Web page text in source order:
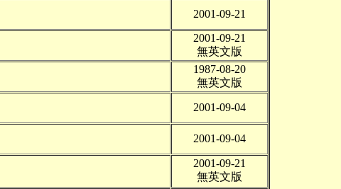
2001-09-21
2001-09-21
無英文版
1987-08-20
無英文版
2001-09-04
2001-09-04
2001-09-21
無英文版